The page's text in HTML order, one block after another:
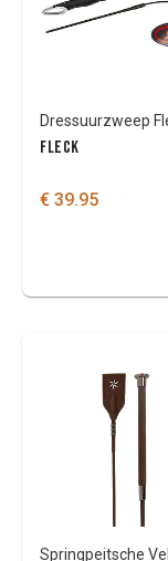
FLECK
€ 39.95